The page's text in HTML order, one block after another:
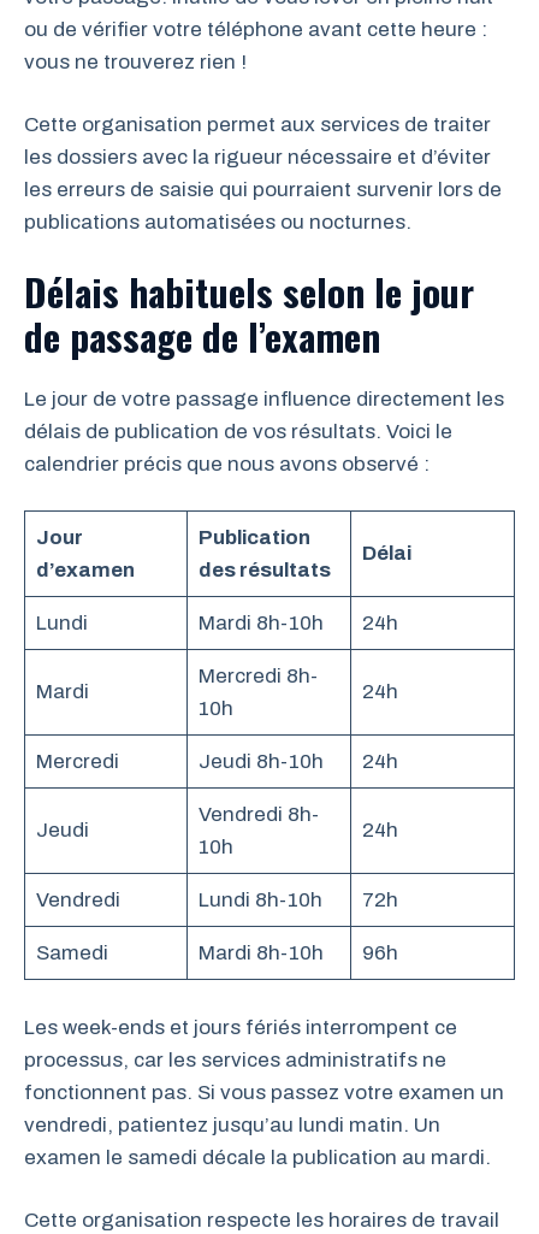
ou de vérifier votre téléphone avant cette heure :
vous ne trouverez rien !
Cette organisation permet aux services de traiter
les dossiers avec la rigueur nécessaire et d’éviter
les erreurs de saisie qui pourraient survenir lors de
publications automatisées ou nocturnes.
Délais habituels selon le jour
de passage de l’examen
Le jour de votre passage influence directement les
délais de publication de vos résultats. Voici le
calendrier précis que nous avons observé :
Jour
d’examen
Publication
des résultats
Délai
Lundi Mardi 8h-10h 24h
Mardi
Mercredi 8h-
10h
24h
Mercredi Jeudi 8h-10h 24h
Jeudi
Vendredi 8h-
10h
24h
Vendredi Lundi 8h-10h 72h
Samedi Mardi 8h-10h 96h
Les week-ends et jours fériés interrompent ce
processus, car les services administratifs ne
fonctionnent pas. Si vous passez votre examen un
vendredi, patientez jusqu’au lundi matin. Un
examen le samedi décale la publication au mardi.
Cette organisation respecte les horaires de travail